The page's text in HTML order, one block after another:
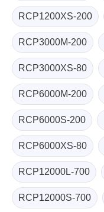
RCP1200XS-200
RCP3000M-200
RCP3000XS-80
RCP6000M-200
RCP6000S-200
RCP6000XS-80
RCP12000L-700
RCP12000S-700